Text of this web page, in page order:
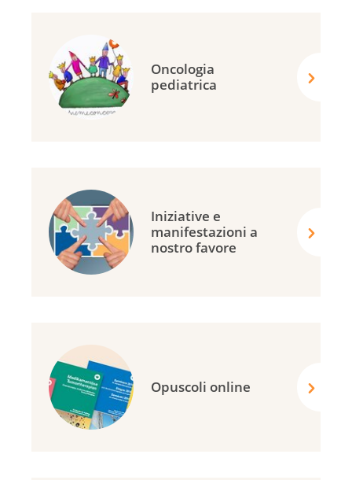
Oncologia
pediatrica
Iniziative e
manifestazioni a
nostro favore
Opuscoli online